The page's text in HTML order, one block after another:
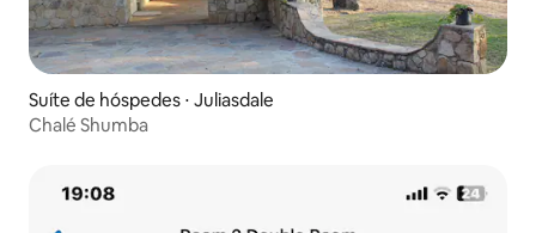
Suíte de hóspedes ⋅ Juliasdale
Chalé Shumba